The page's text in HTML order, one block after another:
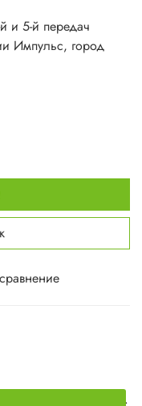
и 5-й передач
Импульс, город